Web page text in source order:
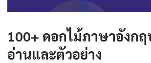
100+ ดอกไม้ภาษาอังก
อ่านและตัวอย่าง